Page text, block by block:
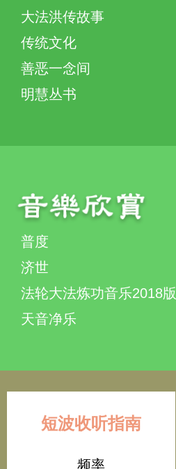
大法洪传故事
传统文化
善恶一念间
明慧丛书
普度
济世
法轮大法炼功音乐2018版
天音净乐
短波收听指南
频率